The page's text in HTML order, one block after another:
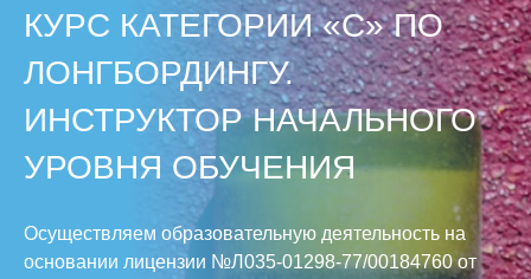
КУРС КАТЕГОРИИ «С» ПО
ЛОНГБОРДИНГУ.
ИНСТРУКТОР НАЧАЛЬНОГО
УРОВНЯ ОБУЧЕНИЯ
Осуществляем образовательную деятельность на
основании лицензии №Л035-01298-77/00184760 от